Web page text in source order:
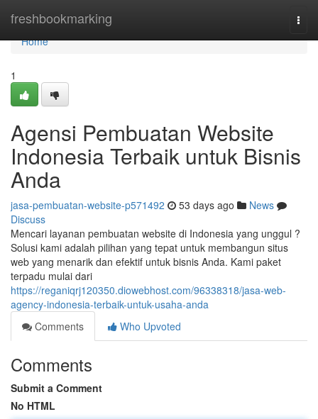
freshbookmarking
Home
Home
1
Agensi Pembuatan Website
Indonesia Terbaik untuk Bisnis
Anda
jasa-pembuatan-website-p571492 53 days ago
News
Discuss
Mencari layanan pembuatan website di Indonesia yang unggul ?
Solusi kami adalah pilihan yang tepat untuk membangun situs
web yang menarik dan efektif untuk bisnis Anda. Kami paket
terpadu mulai dari
https://reganiqrj120350.diowebhost.com/96338318/jasa-web-
agency-indonesia-terbaik-untuk-usaha-anda
Comments
Who Upvoted
Comments
Submit a Comment
No HTML